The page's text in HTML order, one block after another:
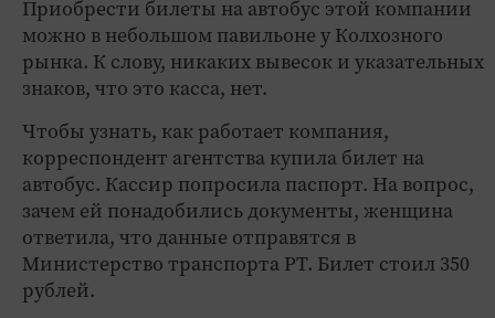
Приобрести билеты на автобус этой компании
можно в небольшом павильоне у Колхозного
рынка. К слову, никаких вывесок и указательных
знаков, что это касса, нет.
Чтобы узнать, как работает компания,
корреспондент агентства купила билет на
автобус. Кассир попросила паспорт. На вопрос,
зачем ей понадобились документы, женщина
ответила, что данные отправятся в
Министерство транспорта РТ. Билет стоил 350
рублей.